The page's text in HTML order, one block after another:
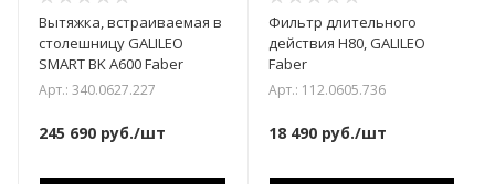
Вытяжка, встраиваемая в
столешницу GALILEO
SMART BK A600 Faber
Арт.: 340.0627.227
245 690 руб./шт
Фильтр длительного
действия H80, GALILEO
Faber
Арт.: 112.0605.736
18 490руб./шт